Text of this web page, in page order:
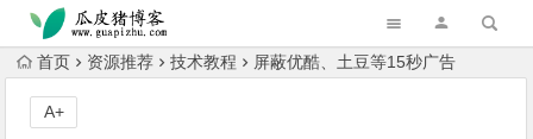
跳转到主内容
首页 资源推荐 技术教程 屏蔽优酷、土豆等15秒广告
A+